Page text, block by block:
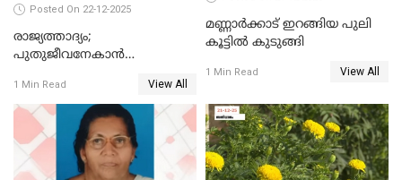
Posted On 22-12-2025
രാജ്യത്താദ്യം;
പുതുജീവനേകാൻ
എറണാകുളം സർക്കാർ
ജനറൽ
ആശുപത്രിയിലെത്തിച്ചു
1 Min Read View All
മണ്ണാർക്കാട് ഇറങ്ങിയ പുലി
കൂട്ടിൽ കുടുങ്ങി
1 Min Read View All